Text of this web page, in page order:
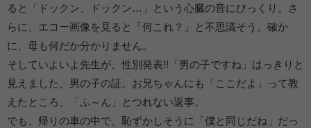
ると「ドックン、ドックン…」という心臓の音にびっくり。さ
らに、エコー画像を見ると「何これ？」と不思議そう。確か
に、母も何だか分かりません。
そしていよいよ先生が、性別発表!!「男の子ですね」はっきりと
見えました、男の子の証。お兄ちゃんにも「ここだよ」って教
えたところ、「ふ～ん」とつれない返事。
でも、帰りの車の中で、恥ずかしそうに「僕と同じだね」だっ